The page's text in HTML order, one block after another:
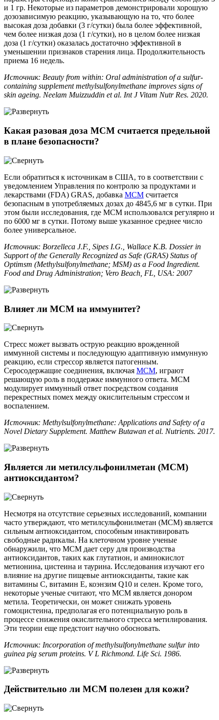
и 1 гр. Некоторые из параметров демонстрировали хорошую
дозозависимую реакцию, указывающую на то, что более
высокая доза добавки (3 г/сутки) была более эффективной,
чем более низкая доза (1 г/сутки), но в целом более низкая
доза (1 г/сутки) оказалась достаточно эффективной в
уменьшении признаков старения лица. Продолжительность
приема 16 недель.
Источник: Beauty from within: Oral administration of a sulfur-
containing supplement methylsulfonylmethane improves signs of
skin ageing. Neelam Muizzuddin et al. Int J Vitam Nutr Res. 2020.
Какая разовая доза МСМ считается предельной
в плане безопасности?
Если обратиться к источникам в США, то в соответствии с
уведомлением Управления по контролю за продуктами и
лекарствами (FDA) GRAS, добавка МСМ считается
безопасным в употребляемых дозах до 4845,6 мг в сутки. При
этом были исследования, где МСМ использовался регулярно и
по 6000 мг в сутки. Потому выше указанное среднее число
более универсальное.
Источник: Borzelleca J.F., Sipes I.G., Wallace K.B. Dossier in
Support of the Generally Recognized as Safe (GRAS) Status of
Optimsm (Methylsulfonylmethane; MSM) as a Food Ingredient.
Food and Drug Administration; Vero Beach, FL, USA: 2007
Влияет ли МСМ на иммунитет?
Стресс может вызвать острую реакцию врожденной
иммунной системы и последующую адаптивную иммунную
реакцию, если стрессор является патогенным.
Серосодержащие соединения, включая МСМ, играют
решающую роль в поддержке иммунного ответа. МСМ
модулирует иммунный ответ посредством создания
перекрестных помех между окислительным стрессом и
воспалением.
Источник: Methylsulfonylmethane: Applications and Safety of a
Novel Dietary Supplement. Matthew Butawan et al. Nutrients. 2017.
Является ли метилсульфонилметан (МСМ)
антиоксидантом?
Несмотря на отсутствие серьезных исследований, компании
часто утверждают, что метилсульфонилметан (МСМ) является
сильным антиоксидантом, способным инактивировать
свободные радикалы. На клеточном уровне ученые
обнаружили, что МСМ дает серу для производства
антиоксидантов, таких как глутатион, и аминокислот
метионина, цистеина и таурина. Исследования изучают его
влияние на другие пищевые антиоксиданты, такие как
витамины С, витамин Е, коэнзим Q10 и селен. Кроме того,
некоторые ученые считают, что МСМ является донором
метила. Теоретически, он может снижать уровень
гомоцистеина, предполагая его потенциальную роль в
процессе снижения окислительного стресса метилирования.
Эти теории еще предстоит научно обосновать.
Источник: Incorporation of methylsulfonylmethane sulfur into
guinea pig serum proteins. V L Richmond. Life Sci. 1986.
Действительно ли МСМ полезен для кожи?